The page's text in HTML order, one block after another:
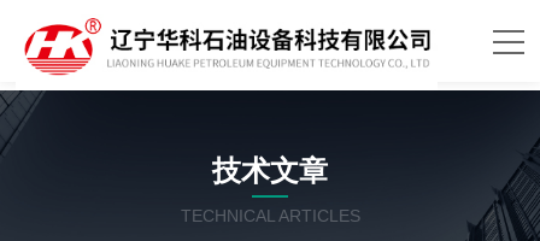
技术文章
TECHNICAL ARTICLES